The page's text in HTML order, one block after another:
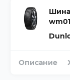
Описание